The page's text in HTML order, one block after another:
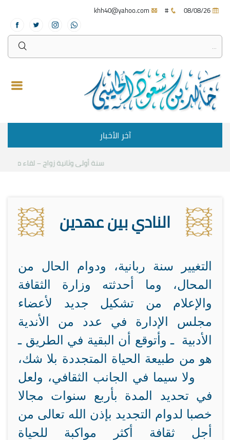
#
آخر الأخبار
سنة أولى وثانية زواج – لقاء مع
النادي بين عهدين
التغيير سنة ربانية، ودوام الحال من
المحال، وما أحدثته وزارة الثقافة
والإعلام من تشكيل جديد لأعضاء
مجلس الإدارة في عدد من الأندية
الأدبية ـ وأتوقع أن البقية في الطريق ـ
هو من طبيعة الحياة المتجددة بلا شك،
ولا سيما في الجانب الثقافي، ولعل
في تحديد المدة بأربع سنوات مجالا
خصبا لدوام التجديد بإذن الله تعالى من
أجل ثقافة أكثر مواكبة للحياة